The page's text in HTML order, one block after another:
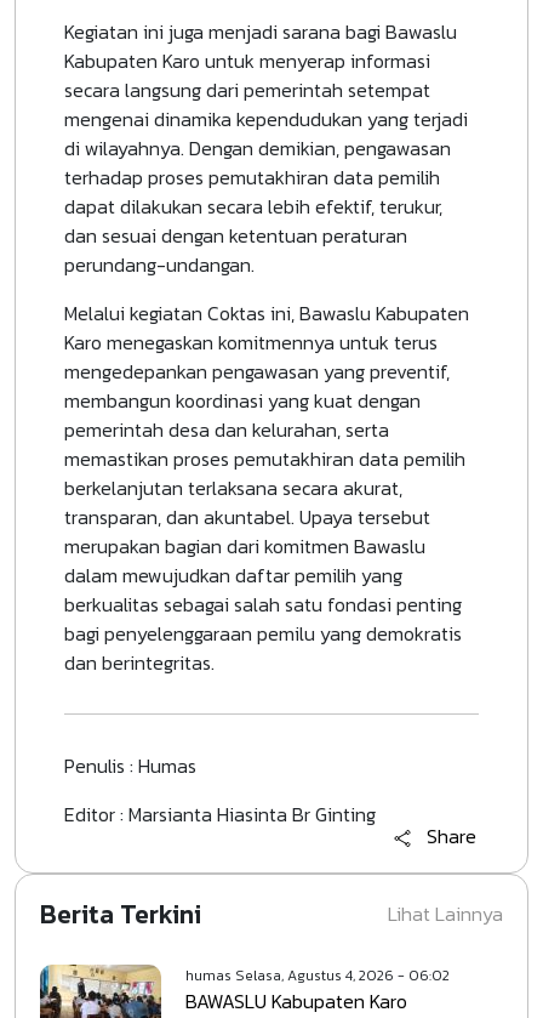
Kegiatan ini juga menjadi sarana bagi Bawaslu
Kabupaten Karo untuk menyerap informasi
secara langsung dari pemerintah setempat
mengenai dinamika kependudukan yang terjadi
di wilayahnya. Dengan demikian, pengawasan
terhadap proses pemutakhiran data pemilih
dapat dilakukan secara lebih efektif, terukur,
dan sesuai dengan ketentuan peraturan
perundang-undangan.
Melalui kegiatan Coktas ini, Bawaslu Kabupaten
Karo menegaskan komitmennya untuk terus
mengedepankan pengawasan yang preventif,
membangun koordinasi yang kuat dengan
pemerintah desa dan kelurahan, serta
memastikan proses pemutakhiran data pemilih
berkelanjutan terlaksana secara akurat,
transparan, dan akuntabel. Upaya tersebut
merupakan bagian dari komitmen Bawaslu
dalam mewujudkan daftar pemilih yang
berkualitas sebagai salah satu fondasi penting
bagi penyelenggaraan pemilu yang demokratis
dan berintegritas.
Penulis : Humas
Editor : Marsianta Hiasinta Br Ginting
Share
Berita Terkini
humas Selasa, Agustus 4, 2026 - 06:02
BAWASLU Kabupaten Karo
Lihat Lainnya